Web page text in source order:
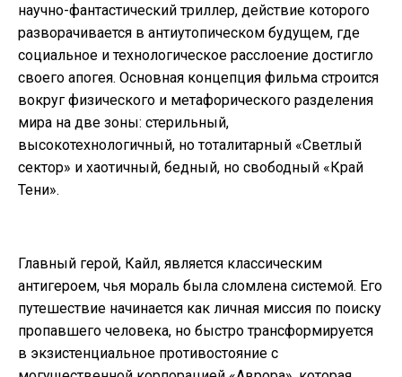
научно-фантастический триллер, действие которого
разворачивается в антиутопическом будущем, где
социальное и технологическое расслоение достигло
своего апогея. Основная концепция фильма строится
вокруг физического и метафорического разделения
мира на две зоны: стерильный,
высокотехнологичный, но тоталитарный «Светлый
сектор» и хаотичный, бедный, но свободный «Край
Тени».
Главный герой, Кайл, является классическим
антигероем, чья мораль была сломлена системой. Его
путешествие начинается как личная миссия по поиску
пропавшего человека, но быстро трансформируется
в экзистенциальное противостояние с